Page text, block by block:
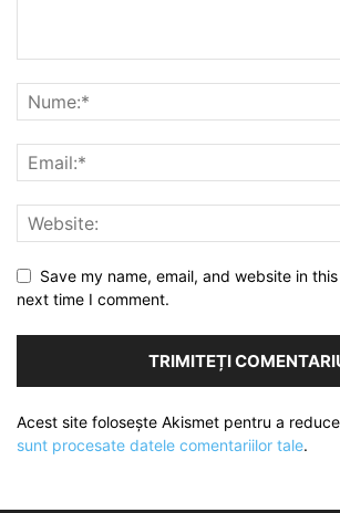
Save my name, email, and website in
next time I comment.
Acest site folosește Akismet pentru a
sunt procesate datele comentariilor tale.